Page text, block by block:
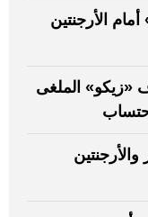
الأرجنتين
«زيكو» الملغى